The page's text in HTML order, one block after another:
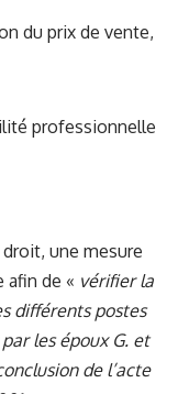
du prix de vente,
professionnelle
une mesure
afin de « vérifier la
différents postes
les époux G. et
de l’acte